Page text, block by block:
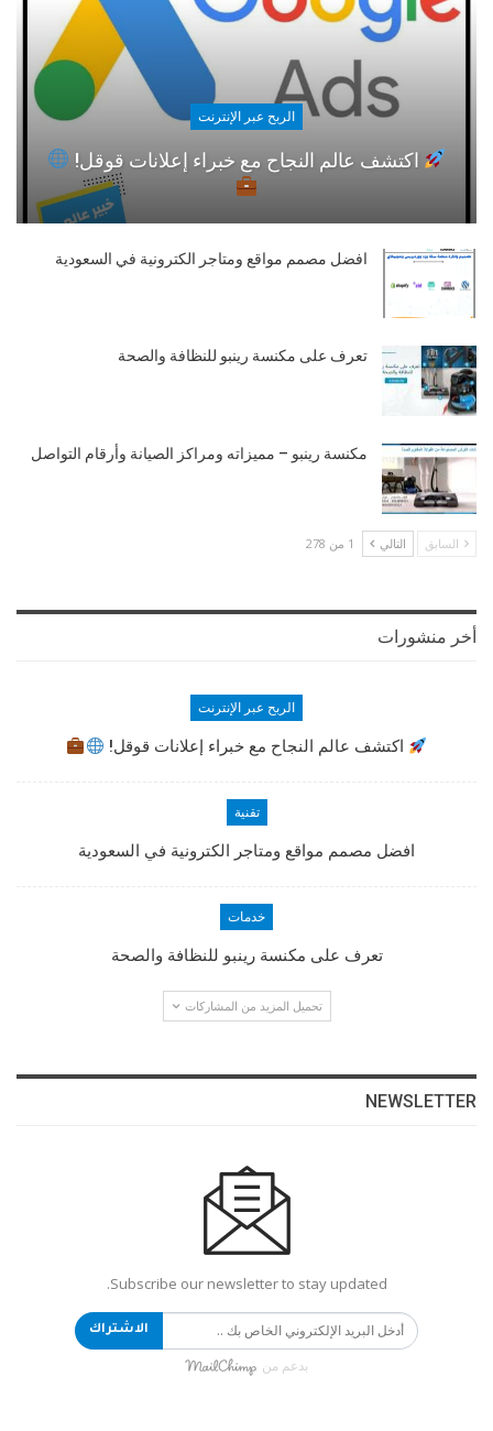
الربح عبر الإنترنت
اكتشف عالم النجاح مع خبراء إعلانات قوقل!
افضل مصمم مواقع ومتاجر الكترونية في السعودية
تعرف على مكنسة رينبو للنظافة والصحة
مكنسة رينبو – مميزاته ومراكز الصيانة وأرقام التواصل
السابق التالي 1 من 278
أخر منشورات
الربح عبر الإنترنت
اكتشف عالم النجاح مع خبراء إعلانات قوقل!
تقنية
افضل مصمم مواقع ومتاجر الكترونية في السعودية
خدمات
تعرف على مكنسة رينبو للنظافة والصحة
تحميل المزيد من المشاركات
NEWSLETTER
Subscribe our newsletter to stay updated.
الاشتراك
بدعم من